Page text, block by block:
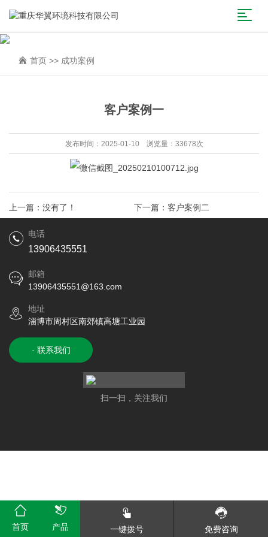
首页 >> 成功案例
客户案例一
发布时间：2025-01-10 浏览量：33678次
上一篇：没有了！ 下一篇： 客户案例二
电话
13906435551
邮箱
13906435551@163.com
地址
淄博市周村区南郊镇高塘工业园
· 联系我们
扫一扫，关注我们
首页 产品 一键拨号 免费咨询